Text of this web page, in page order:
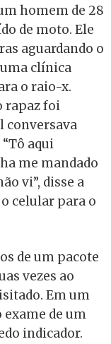
homem de 28
de moto. Ele
aguardando o
clínica
o raio-x.
rapaz foi
conversava
aqui
me mandado
vi”, disse a
celular para o
de um pacote
vezes ao
Em um
de um
indicador.